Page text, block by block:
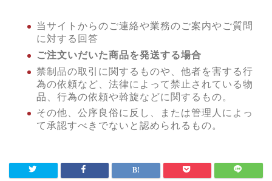
当サイトからのご連絡や業務のご案内やご質問
に対する回答
ご注文いだいた商品を発送する場合
禁制品の取引に関するものや、他者を害する行
為の依頼など、法律によって禁止されている物
品、行為の依頼や斡旋などに関するもの。
その他、公序良俗に反し、または管理人によっ
て承認すべきでないと認められるもの。